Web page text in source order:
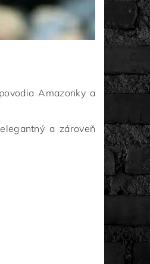
Amazonky a
a zároveň